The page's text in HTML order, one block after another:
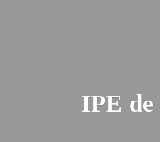
IPE de